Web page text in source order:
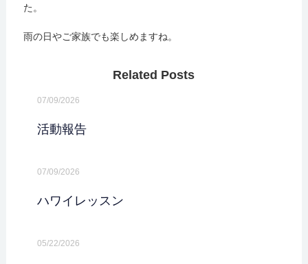
た。
雨の日やご家族でも楽しめますね。
Related Posts
07/09/2026
活動報告
07/09/2026
ハワイレッスン
05/22/2026